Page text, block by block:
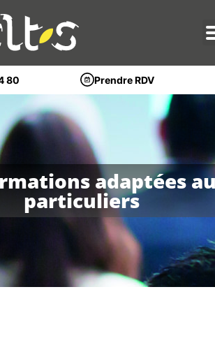
80 Prendre RDV
adaptées
particuliers